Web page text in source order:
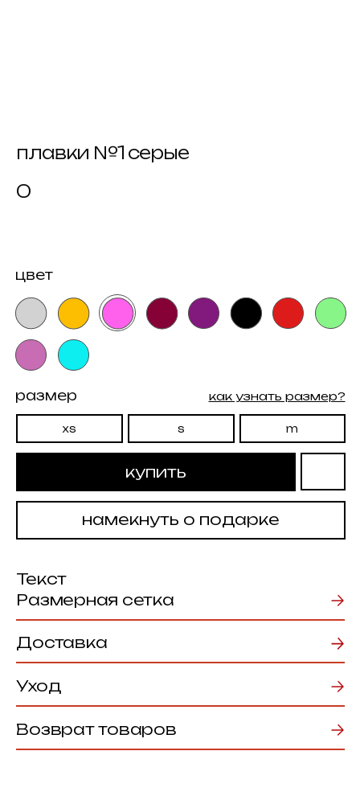
купить
Размерная сетка
размер
s
xs m
намекнуть о подарке